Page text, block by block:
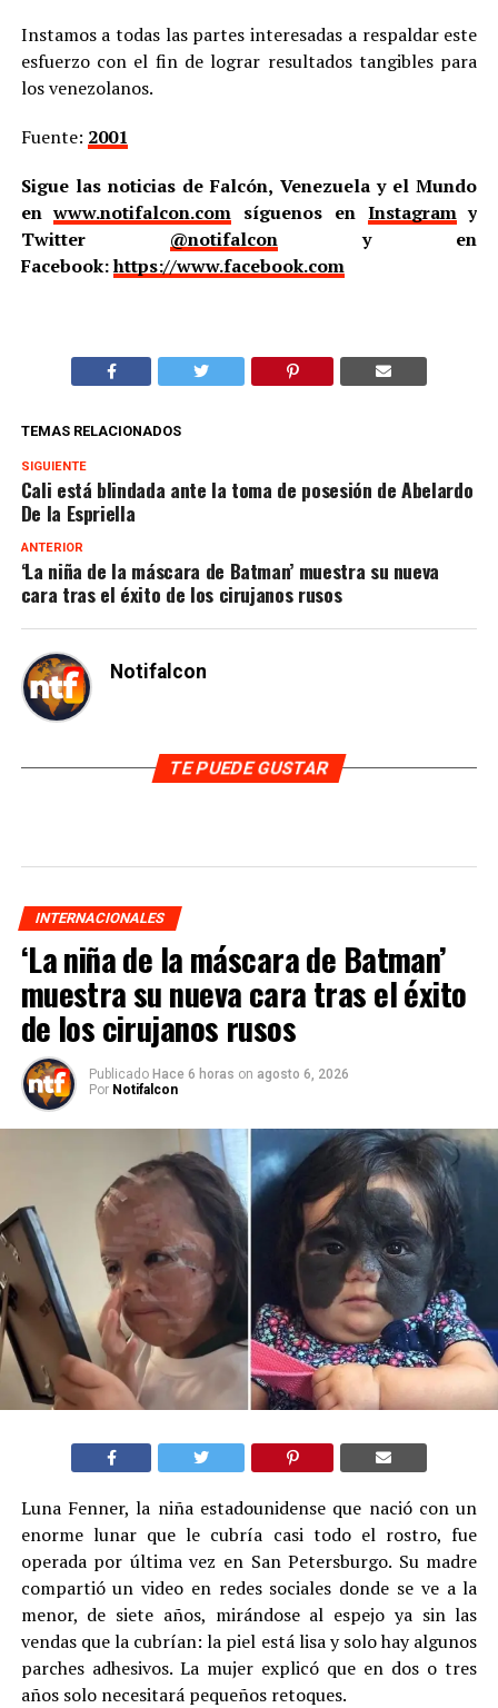
Instamos a todas las partes interesadas a respaldar este
esfuerzo con el fin de lograr resultados tangibles para
los venezolanos.
Fuente: 2001
Sigue las noticias de Falcón, Venezuela y el Mundo
enwww.notifalcon.com síguenos en Instagramy
Twitter @notifalcony en
Facebook:https://www.facebook.com
TEMAS RELACIONADOS
SIGUIENTE
Cali está blindada ante la toma de posesión de Abelardo
De la Espriella
ANTERIOR
‘La niña de la máscara de Batman’ muestra su nueva
cara tras el éxito de los cirujanos rusos
Notifalcon
TE PUEDE GUSTAR
INTERNACIONALES
‘La niña de la máscara de Batman’
muestra su nueva cara tras el éxito
de los cirujanos rusos
Publicado Hace 6 horas on agosto 6, 2026
Por Notifalcon
Luna Fenner, la niña estadounidense que nació con un
enorme lunar que le cubría casi todo el rostro, fue
operada por última vez en San Petersburgo. Su madre
compartió un video en redes sociales donde se ve a la
menor, de siete años, mirándose al espejo ya sin las
vendas que la cubrían: la piel está lisa y solo hay algunos
parches adhesivos. La mujer explicó que en dos o tres
años solo necesitará pequeños retoques.